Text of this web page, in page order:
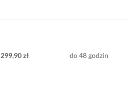
299,90 zł do 48 godzin